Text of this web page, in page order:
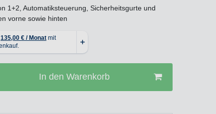
1+2, Automatiksteuerung, Sicherheitsgurte und
vorne sowie hinten
In den Warenkorb